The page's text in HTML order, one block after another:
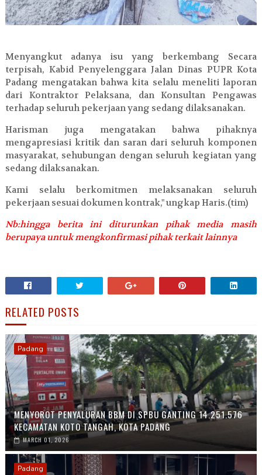
Menyangkut adanya isu yang berkembang Secara
terpisah, Kabid Penyelenggara Jalan Dinas PUPR Kota
Padang mengatakan bahwa kita selalu meneliti laporan
dari Kontraktor Pelaksana, dan Konsultan Pengawas
terhadap seluruh pekerjaan yang sedang dilaksanakan.
Harisman juga mengatakan bahwa pihaknya
mengapresiasi kritik dan saran dari seluruh komponen
masyarakat, sehubungan dengan seluruh kegiatan yang
sedang dilaksanakan.
Kami selalu berkomitmen melaksanakan seluruh
pekerjaan sesuai dokumen kontrak," ungkap Haris.(tim)
Nb:hingga berita ini diturunkan pihak media masih
berupaya untuk mengkonfirmasi pihak terkait lainnya
RELATED POSTS
Padang
MENYOROT PENYALURAN BBM DI SPBU GANTING 14.251.576
KECAMATAN KOTO TANGAH, KOTA PADANG
MARCH 01, 2026
Padang